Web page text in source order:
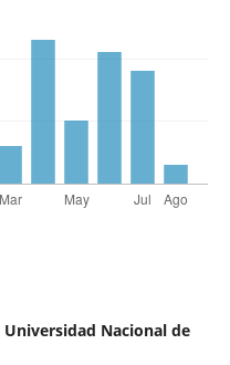
Universidad Nacional de